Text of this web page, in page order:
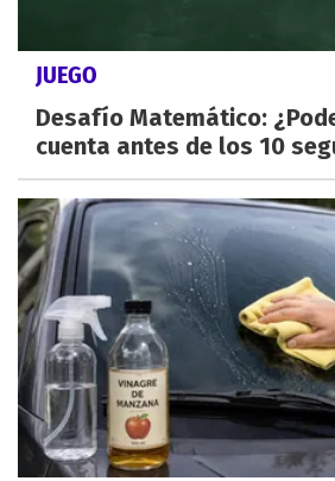
JUEGO
Desafío Matemático:
cuenta antes de los 10